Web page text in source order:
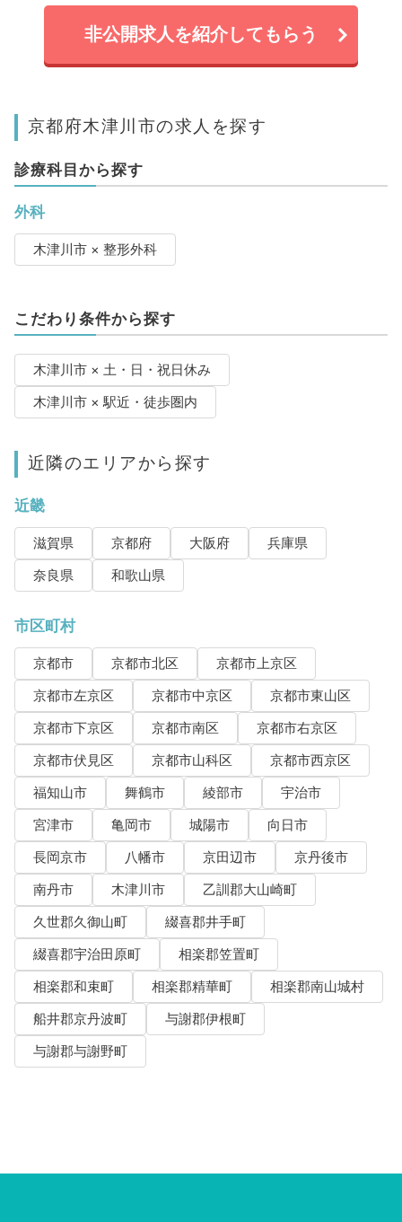
非公開求人を紹介してもらう
京都府木津川市の求人を探す
診療科目から探す
外科
木津川市 × 整形外科
こだわり条件から探す
木津川市 × 土・日・祝日休み
木津川市 × 駅近・徒歩圏内
近隣のエリアから探す
近畿
滋賀県 京都府 大阪府
兵庫県
奈良県
和歌山県
市区町村
京都市 京都市北区
京都市上京区
京都市左京区
京都市中京区
京都市東山区
京都市下京区
京都市南区
京都市右京区
京都市伏見区
京都市山科区
京都市西京区
福知山市
舞鶴市 綾部市
宇治市
宮津市
亀岡市 城陽市
向日市
長岡京市
八幡市 京田辺市
京丹後市
南丹市
木津川市
乙訓郡大山崎町
久世郡久御山町
綴喜郡井手町
綴喜郡宇治田原町
相楽郡笠置町
相楽郡和束町
相楽郡精華町
相楽郡南山城村
船井郡京丹波町
与謝郡伊根町
与謝郡与謝野町